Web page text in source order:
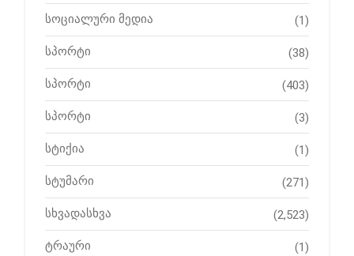
სოციალური მედია (1)
სპორტი (38)
სპორტი (403)
სპორტი (3)
სტიქია (1)
სტუმარი (271)
სხვადასხვა (2,523)
ტრაური (1)